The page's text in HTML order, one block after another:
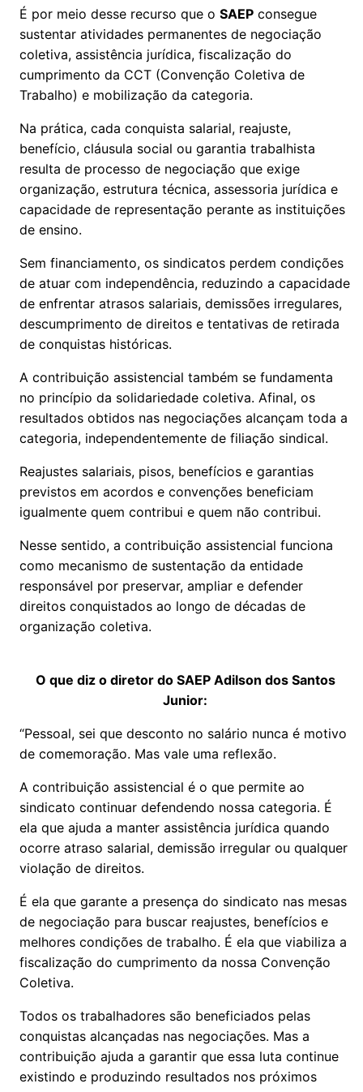
É por meio desse recurso que o SAEP consegue
sustentar atividades permanentes de negociação
coletiva, assistência jurídica, fiscalização do
cumprimento da CCT (Convenção Coletiva de
Trabalho) e mobilização da categoria.
Na prática, cada conquista salarial, reajuste,
benefício, cláusula social ou garantia trabalhista
resulta de processo de negociação que exige
organização, estrutura técnica, assessoria jurídica e
capacidade de representação perante as instituições
de ensino.
Sem financiamento, os sindicatos perdem condições
de atuar com independência, reduzindo a capacidade
de enfrentar atrasos salariais, demissões irregulares,
descumprimento de direitos e tentativas de retirada
de conquistas históricas.
A contribuição assistencial também se fundamenta
no princípio da solidariedade coletiva. Afinal, os
resultados obtidos nas negociações alcançam toda a
categoria, independentemente de filiação sindical.
Reajustes salariais, pisos, benefícios e garantias
previstos em acordos e convenções beneficiam
igualmente quem contribui e quem não contribui.
Nesse sentido, a contribuição assistencial funciona
como mecanismo de sustentação da entidade
responsável por preservar, ampliar e defender
direitos conquistados ao longo de décadas de
organização coletiva.
O que diz o diretor do SAEP Adilson dos Santos
Junior:
“Pessoal, sei que desconto no salário nunca é motivo
de comemoração. Mas vale uma reflexão.
A contribuição assistencial é o que permite ao
sindicato continuar defendendo nossa categoria. É
ela que ajuda a manter assistência jurídica quando
ocorre atraso salarial, demissão irregular ou qualquer
violação de direitos.
É ela que garante a presença do sindicato nas mesas
de negociação para buscar reajustes, benefícios e
melhores condições de trabalho. É ela que viabiliza a
fiscalização do cumprimento da nossa Convenção
Coletiva.
Todos os trabalhadores são beneficiados pelas
conquistas alcançadas nas negociações. Mas a
contribuição ajuda a garantir que essa luta continue
existindo e produzindo resultados nos próximos